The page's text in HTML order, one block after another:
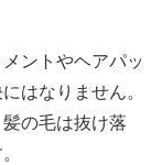
ントやヘアパッ
はなりません。
の毛は抜け落